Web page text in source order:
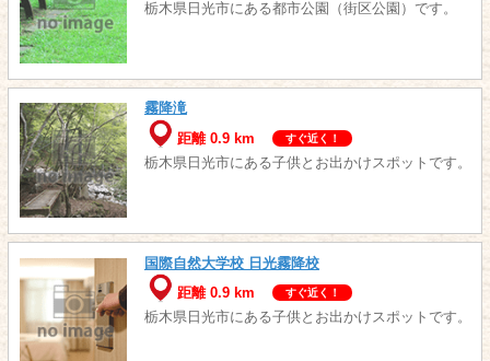
栃木県日光市にある都市公園（街区公園）です。
霧降滝
距離 0.9 km
すぐ近く！
栃木県日光市にある子供とお出かけスポットです。
国際自然大学校 日光霧降校
距離 0.9 km
すぐ近く！
栃木県日光市にある子供とお出かけスポットです。